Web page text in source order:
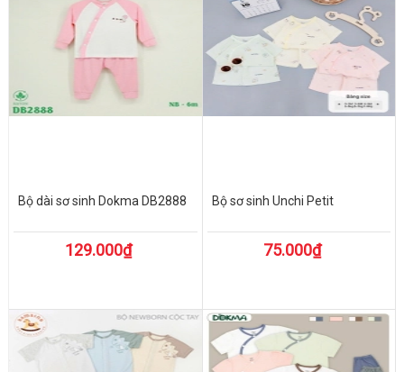
Bộ dài sơ sinh Dokma DB2888
129.000₫
Bộ sơ sinh Unchi Petit
75.000₫